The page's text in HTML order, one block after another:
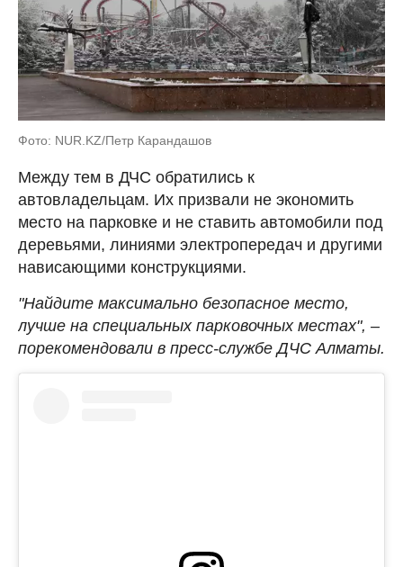
Фото: NUR.KZ/Петр Карандашов
Между тем в ДЧС обратились к
автовладельцам. Их призвали не экономить
место на парковке и не ставить автомобили под
деревьями, линиями электропередач и другими
нависающими конструкциями.
"Найдите максимально безопасное место,
лучше на специальных парковочных местах", –
порекомендовали в пресс-службе ДЧС Алматы.